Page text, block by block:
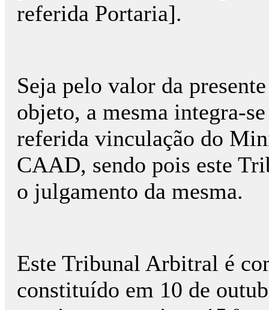
referida Portaria].
Seja pelo valor da
objeto, a mesma integra-
referida vinculação do
CAAD, sendo pois este
o julgamento da mesma.
Este Tribunal Arbitral é
constituído em 10 de